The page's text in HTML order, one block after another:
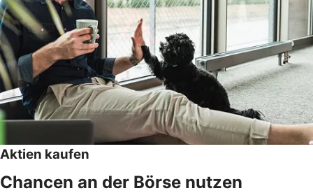
Aktien kaufen
Chancen an der Börse nutzen